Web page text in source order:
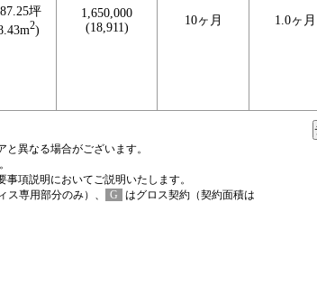
87.25坪
2)
1,650,000
(18,911)
10ヶ月 1.0ヶ月
異なる場合がございます。
項説明においてご説明いたします。
ス専用部分のみ）、 G
はグロス契約（契約面積は